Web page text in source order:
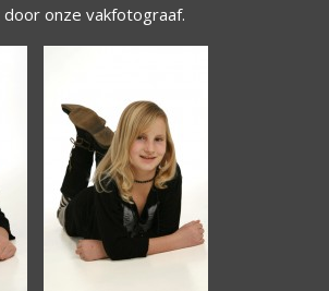
onze vakfotograaf.